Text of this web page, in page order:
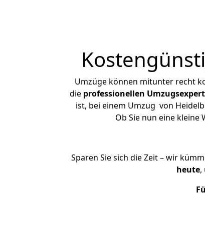
Umzüge können mitunter recht
die professionellen
ist, bei einem Umzug von
Ob Sie nun eine
Sparen Sie sich die Zeit – wir
heute,